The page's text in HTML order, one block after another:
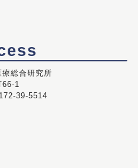
総合研究所
1
39-5514